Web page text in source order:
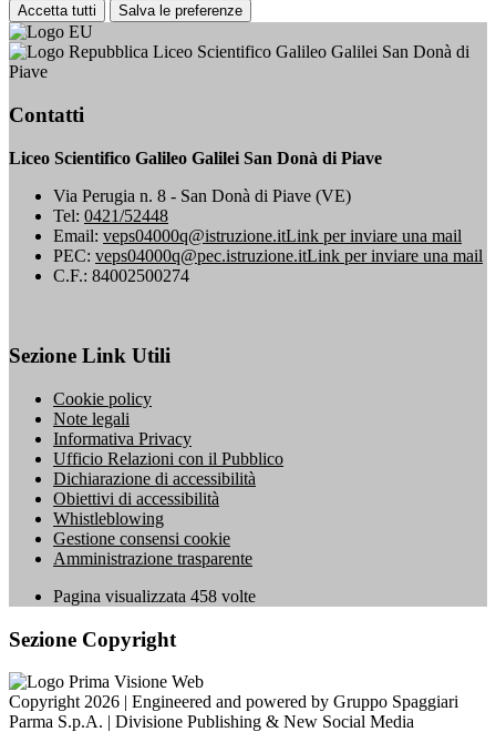
Accetta tutti Salva le preferenze
Liceo Scientifico Galileo Galilei San Donà di
Piave
Contatti
Liceo Scientifico Galileo Galilei San Donà di Piave
Via Perugia n. 8 - San Donà di Piave (VE)
Tel: 0421/52448
Email: veps04000q@istruzione.itLink per inviare una mail
PEC: veps04000q@pec.istruzione.itLink per inviare una mail
C.F.: 84002500274
Sezione Link Utili
Cookie policy
Note legali
Informativa Privacy
Ufficio Relazioni con il Pubblico
Dichiarazione di accessibilità
Obiettivi di accessibilità
Whistleblowing
Gestione consensi cookie
Amministrazione trasparente
Pagina visualizzata 458 volte
Sezione Copyright
Copyright 2026 | Engineered and powered by Gruppo Spaggiari
Parma S.p.A. | Divisione Publishing & New Social Media